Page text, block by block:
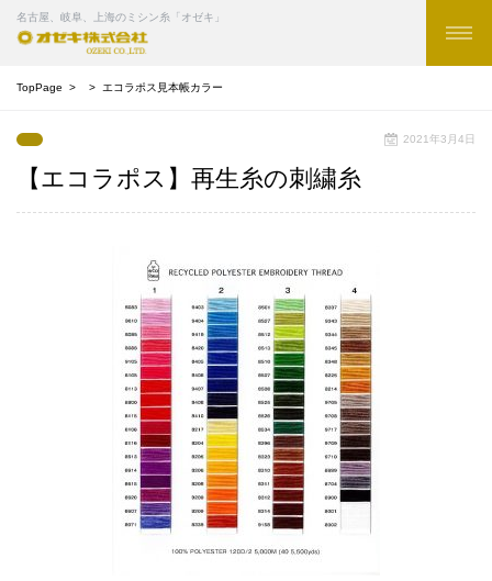
名古屋、岐阜、上海のミシン糸「オゼキ」
TopPage エコラポス見本帳カラー
2021年3月4日
【エコラポス】再生糸の刺繍糸